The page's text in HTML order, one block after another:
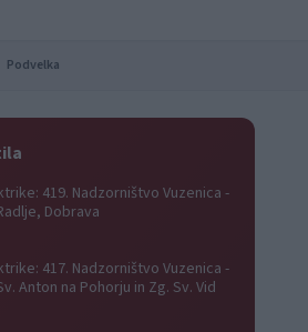
Podvelka
419. Nadzorništvo Vuzenica -
Dobrava
417. Nadzorništvo Vuzenica -
Anton na Pohorju in Zg. Sv. Vid